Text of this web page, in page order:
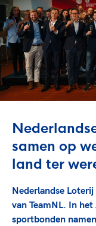
Sportonderzoek
Sportakkoord II
Game Changer
TeamNL kids
Nieuwspagina
Veilige en
Diversiteit en
Gezonde
Duurzaamheid
Bekwaam
Vitale clubs en
Clubacties
Opleidingen en
TeamNL
Kennisaanbod
TeamNL Sport
Paralympische
Europese
samen op
land ter
Nederlandse
van TeamNL. In
sportbonden